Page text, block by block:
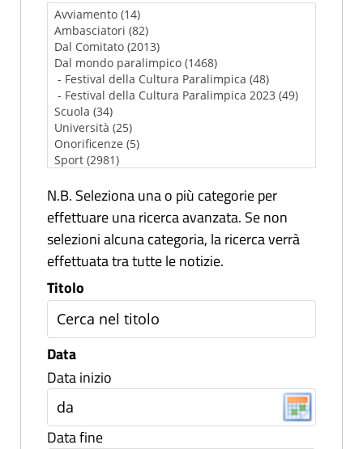
N.B. Seleziona una o più categorie per
effettuare una ricerca avanzata. Se non
selezioni alcuna categoria, la ricerca verrà
effettuata tra tutte le notizie.
Titolo
Data
Data inizio
Data fine